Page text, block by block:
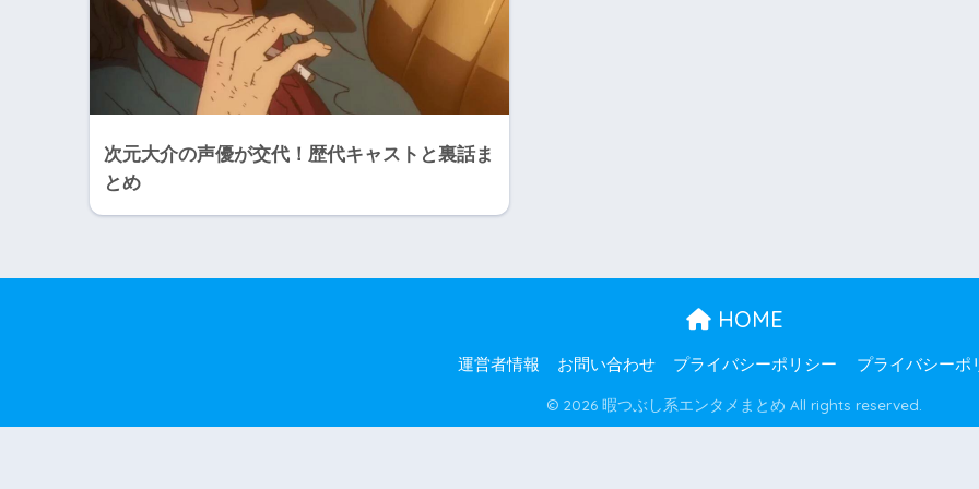
次元大介の声優が交代！歴代キャストと裏話ま
とめ
HOME
運営者情報 お問い合わせ プライバシーポリシー プライバシーポ
© 2026 暇つぶし系エンタメまとめ All rights reserved.